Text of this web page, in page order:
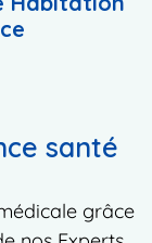
santé
grâce